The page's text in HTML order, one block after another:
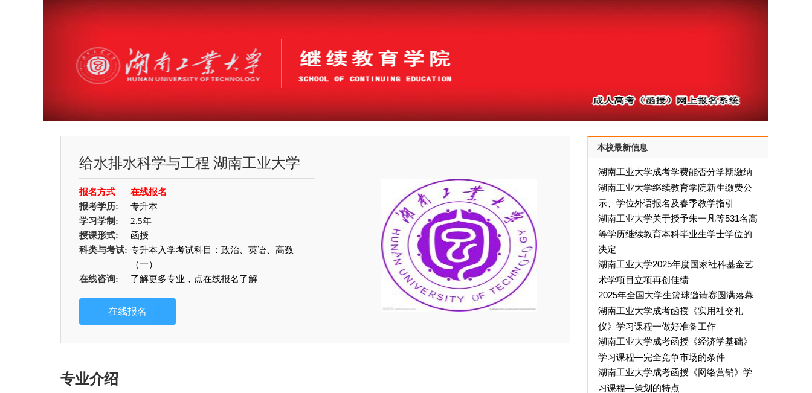
给水排水科学与工程湖南工业大学
报名方式
在线报名
报考学历:
专升本
学习学制:
2.5年
授课形式:
函授
科类与考试: 专升本入学考试科目：政治、英语、高数
（一）
在线咨询:
了解更多专业，点在线报名了解
专业介绍
本校最新信息
湖南工业大学成考学费能否分学期缴纳
湖南工业大学继续教育学院新生缴费公
示、学位外语报名及春季教学指引
湖南工业大学关于授予朱一凡等531名高
等学历继续教育本科毕业生学士学位的
决定
湖南工业大学2025年度国家社科基金艺
术学项目立项再创佳绩
2025年全国大学生篮球邀请赛圆满落幕
湖南工业大学成考函授《实用社交礼
仪》学习课程一做好准备工作
湖南工业大学成考函授《经济学基础》
学习课程—完全竞争市场的条件
湖南工业大学成考函授《网络营销》学
习课程—策划的特点